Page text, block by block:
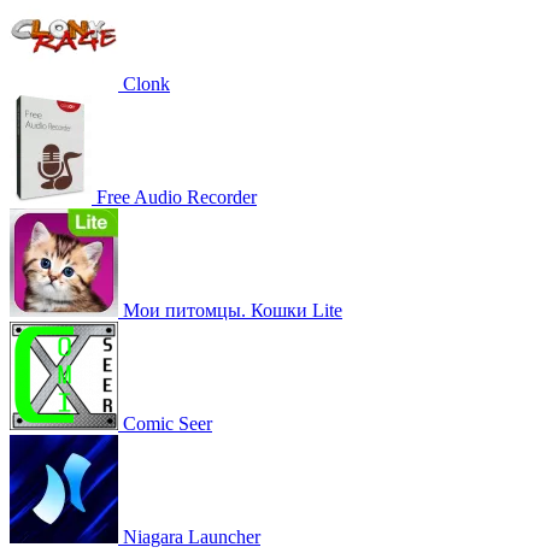
Clonk
Free Audio Recorder
Мои питомцы. Кошки Lite
Comic Seer
Niagara Launcher